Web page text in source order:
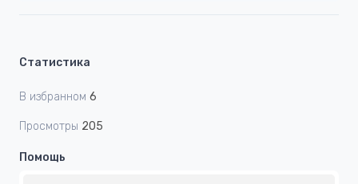
Статистика
В избранном 6
Просмотры 205
Помощь